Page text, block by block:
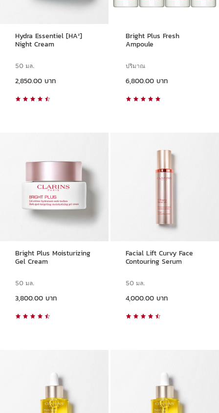
Hydra Essentiel [HA²]
Night Cream
50 มล.
2,850.00 บาท
Bright Plus Fresh
Ampoule
ปริมาณ
6,800.00 บาท
Bright Plus Moisturizing
Gel Cream
50 มล.
3,800.00 บาท
Facial Lift Curvy Face
Contouring Serum
50 มล.
4,000.00 บาท